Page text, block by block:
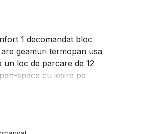
1 decomandat bloc
geamuri termopan usa
un loc de parcare de 12
space cu iesire pe